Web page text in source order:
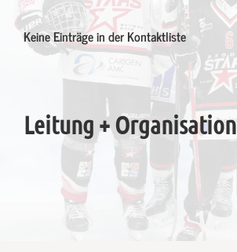
Keine Einträge in der Kontaktliste
Leitung + Organisation